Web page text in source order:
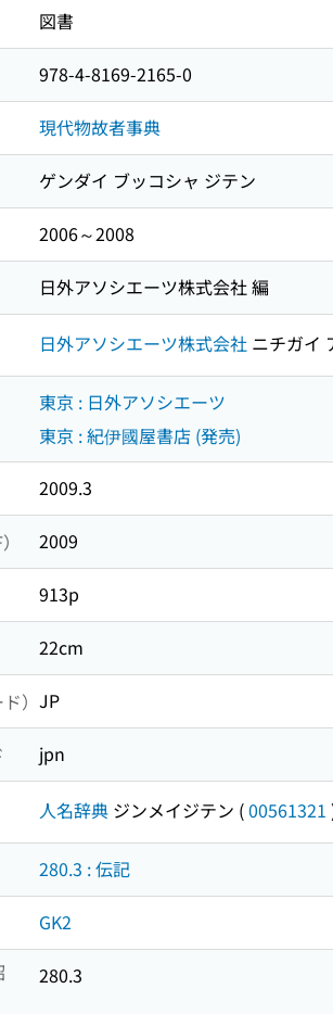
図書
978-4-8169-2165-0
現代物故者事典
ゲンダイ ブッコシャ ジテン
2006～2008
日外アソシエーツ株式会社 編
日外アソシエーツ株式会社 ニチガイ
東京 : 日外アソシエーツ
東京 : 紀伊國屋書店 (発売)
2009.3
2009
913p
22cm
） JP
jpn
人名辞典 ジンメイジテン (00561321
280.3 : 伝記
GK2
280.3